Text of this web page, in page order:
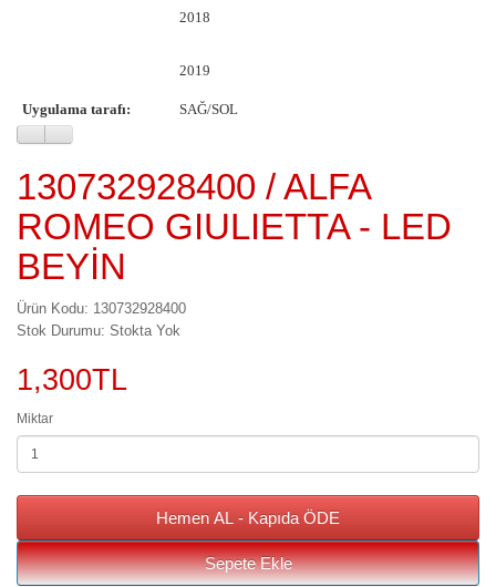
2018
2019
Uygulama tarafı: SAĞ/SOL
130732928400 / ALFA
ROMEO GIULIETTA - LED
BEYİN
Ürün Kodu: 130732928400
Stok Durumu: Stokta Yok
1,300TL
Miktar
Hemen AL - Kapıda ÖDE
Sepete Ekle